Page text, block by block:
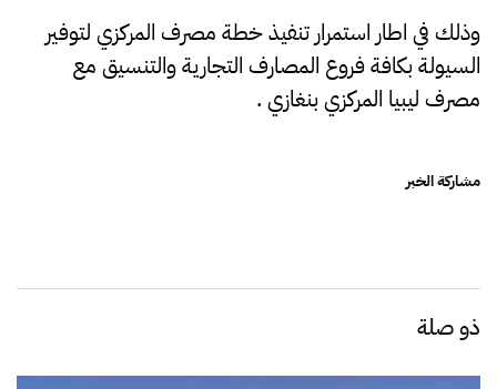
وذلك في اطار استمرار تنفيذ خطة مصرف المركزي لتوفير
السيولة بكافة فروع المصارف التجارية والتنسيق مع
مصرف ليبيا المركزي بنغازي .
مشاركة الخبر
ذو صلة